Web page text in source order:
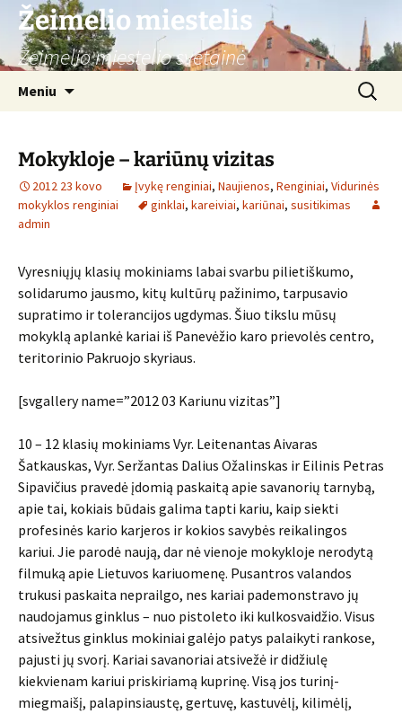
Žeimelio miestelis
Žeimelio miestelio svetainė
Meniu Ieškoti:
Mokykloje – kariūnų vizitas
2012 23 kovo Įvykę renginiai, Naujienos, Renginiai, Vidurinės
mokyklos renginiai
ginklai, kareiviai, kariūnai, susitikimas
admin
Vyresniųjų klasių mokiniams labai svarbu pilietiškumo,
solidarumo jausmo, kitų kultūrų pažinimo, tarpusavio
supratimo ir tolerancijos ugdymas. Šiuo tikslu mūsų
mokyklą aplankė kariai iš Panevėžio karo prievolės centro,
teritorinio Pakruojo skyriaus.
[svgallery name=”2012 03 Kariunu vizitas”]
10 – 12 klasių mokiniams Vyr. Leitenantas Aivaras
Šatkauskas, Vyr. Seržantas Dalius Ožalinskas ir Eilinis Petras
Sipavičius pravedė įdomią paskaitą apie savanorių tarnybą,
apie tai, kokiais būdais galima tapti kariu, kaip siekti
profesinės kario karjeros ir kokios savybės reikalingos
kariui. Jie parodė naują, dar nė vienoje mokykloje nerodytą
filmuką apie Lietuvos kariuomenę. Pusantros valandos
trukusi paskaita neprailgo, nes kariai pademonstravo jų
naudojamus ginklus – nuo pistoleto iki kulkosvaidžio. Visus
atsivežtus ginklus mokiniai galėjo patys palaikyti rankose,
pajusti jų svorį. Kariai savanoriai atsivežė ir didžiulę
kiekvienam kariui priskiriamą kuprinę. Visą jos turinį-
miegmaišį, palapinsiaustę, gertuvę, kastuvėlį, kilimėlį,